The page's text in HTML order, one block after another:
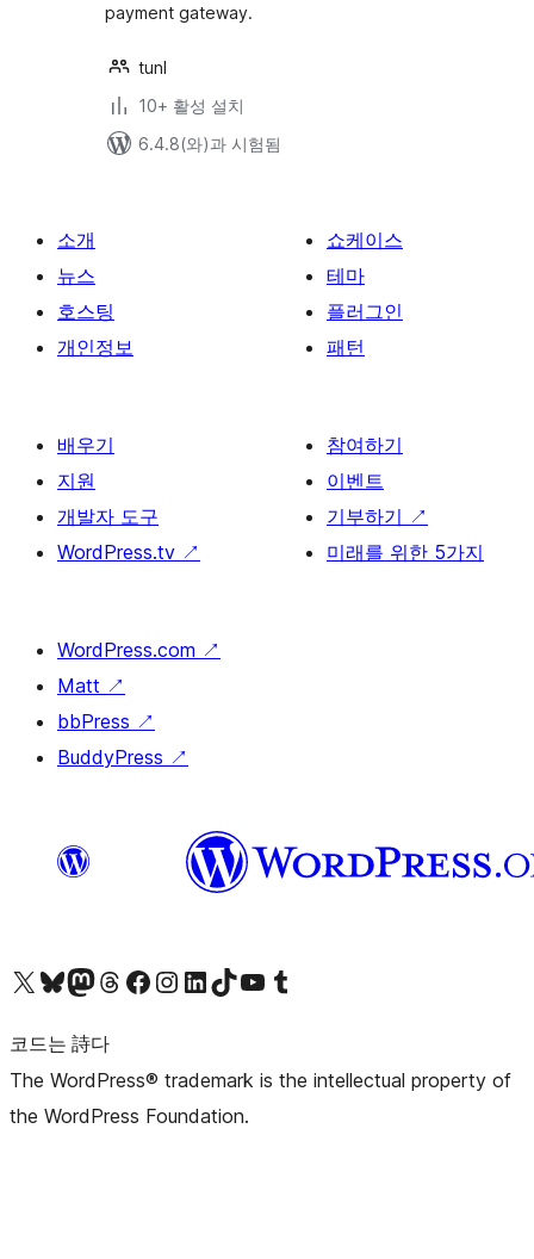
payment gateway.
tunl
10+ 활성 설치
6.4.8(와)과 시험됨
소개
뉴스
호스팅
개인정보
쇼케이스
테마
플러그인
패턴
배우기
지원
개발자 도구
WordPress.tv ↗
참여하기
이벤트
기부하기 ↗
미래를 위한 5가지
WordPress.com ↗
Matt ↗
bbPress ↗
BuddyPress ↗
X(이전 트위터) 계정 방문하기블루스카이 계정 방문하기마스토돈 계정 방문하기스레드 계정 방문하기 페이스북 페이지 방문하기인스타그램 계정 방문하기 LinkedIn 계정 방문하기틱톡 계정 방문하기유튜브 채널 방문하기 텀블러 계정 방문하기
코드는 詩다
The WordPress® trademark is the intellectual property of
the WordPress Foundation.